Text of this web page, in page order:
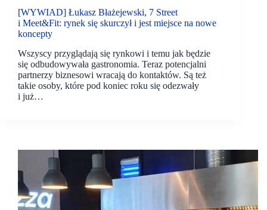
[WYWIAD] Łukasz Błażejewski, 7 Street
i Meet&Fit: rynek się skurczył i jest miejsce na nowe
koncepty
Wszyscy przyglądają się rynkowi i temu jak będzie
się odbudowywała gastronomia. Teraz potencjalni
partnerzy biznesowi wracają do kontaktów. Są też
takie osoby, które pod koniec roku się odezwały
i już…